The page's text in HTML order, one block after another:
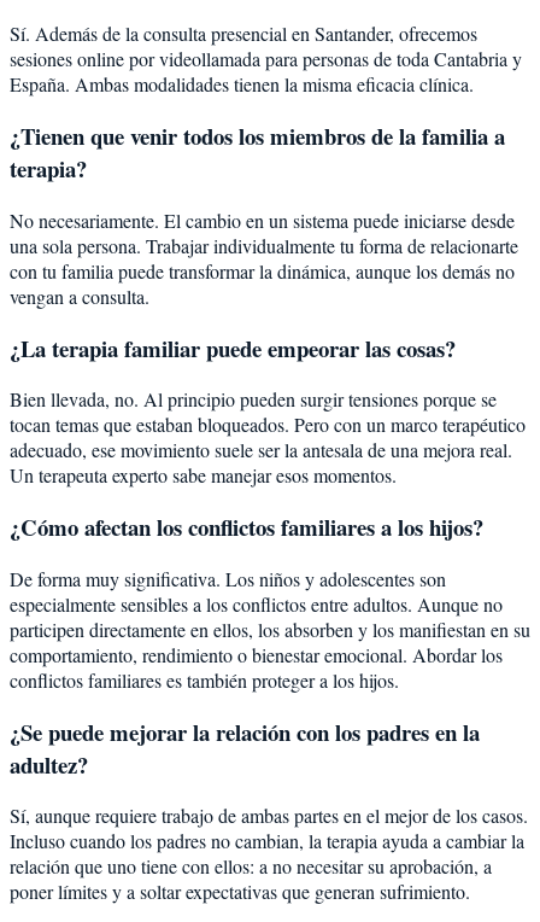
Sí. Además de la consulta presencial en Santander, ofrecemos
sesiones online por videollamada para personas de toda Cantabria y
España. Ambas modalidades tienen la misma eficacia clínica.
¿Tienen que venir todos los miembros de la familia a
terapia?
No necesariamente. El cambio en un sistema puede iniciarse desde
una sola persona. Trabajar individualmente tu forma de relacionarte
con tu familia puede transformar la dinámica, aunque los demás no
vengan a consulta.
¿La terapia familiar puede empeorar las cosas?
Bien llevada, no. Al principio pueden surgir tensiones porque se
tocan temas que estaban bloqueados. Pero con un marco terapéutico
adecuado, ese movimiento suele ser la antesala de una mejora real.
Un terapeuta experto sabe manejar esos momentos.
¿Cómo afectan los conflictos familiares a los hijos?
De forma muy significativa. Los niños y adolescentes son
especialmente sensibles a los conflictos entre adultos. Aunque no
participen directamente en ellos, los absorben y los manifiestan en su
comportamiento, rendimiento o bienestar emocional. Abordar los
conflictos familiares es también proteger a los hijos.
¿Se puede mejorar la relación con los padres en la
adultez?
Sí, aunque requiere trabajo de ambas partes en el mejor de los casos.
Incluso cuando los padres no cambian, la terapia ayuda a cambiar la
relación que uno tiene con ellos: a no necesitar su aprobación, a
poner límites y a soltar expectativas que generan sufrimiento.